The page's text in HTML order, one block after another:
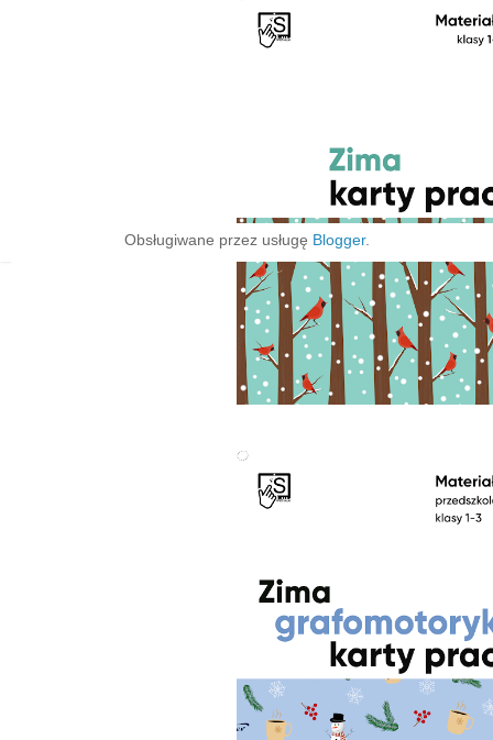
Wyświetl wersję na komputer
Obsługiwane przez usługę Blogger.